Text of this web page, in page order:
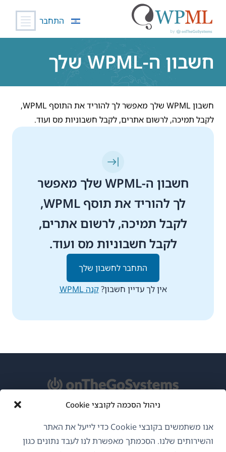
ניהול הסכמה לקובצי Cookie
אנו משתמשים בקובצי Cookie כדי לייעל את האתר
והשירותים שלנו. הסכמתך מאפשרת לנו לעבד נתונים כגון
התחבר
חשבון ה-WPML שלך
חשבון WPML שלך מאפשר לך להוריד את התוסף WPML,
לקבל תמיכה, לרשום אתרים, לקבל חשבוניות מס ועוד.
חשבון ה-WPML שלך מאפשר
לך להוריד את תוסף WPML,
לקבל תמיכה, לרשום אתרים,
לקבל חשבוניות מס ועוד.
התחבר לחשבון שלך
אין לך עדיין חשבון?קנה WPML
GDPR ומדיניות פרטיות